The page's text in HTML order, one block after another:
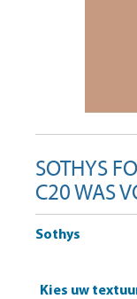
SOTHYS
C20 WAS
Sothys
Kies uw